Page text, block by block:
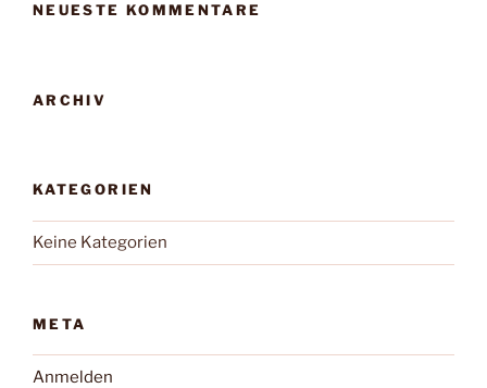
NEUESTE KOMMENTARE
ARCHIV
KATEGORIEN
Keine Kategorien
META
Anmelden